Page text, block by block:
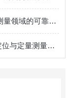
回路电阻测试仪哪家好：探寻回路电阻测量领域的可靠解决方案
SF6气体检漏仪哪个厂家好？依据巡检定位与定量测量需求的技术考量